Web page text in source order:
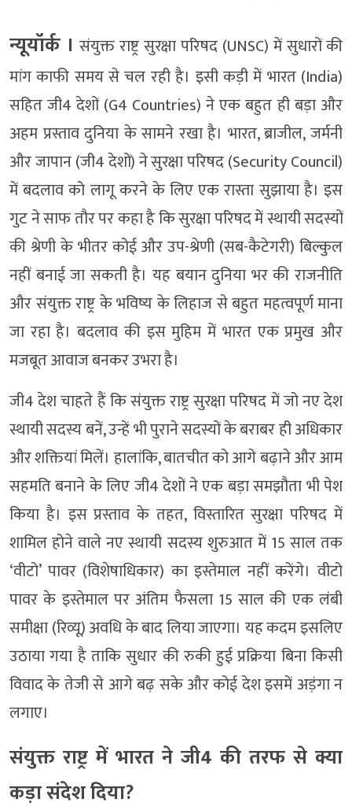
न्यूयॉर्क । संयुक्त राष्ट्र सुरक्षा परिषद (UNSC) में सुधारों की
मांग काफी समय से चल रही है। इसी कड़ी में भारत (India)
सहित जी4 देशों (G4 Countries) ने एक बहुत ही बड़ा और
अहम प्रस्ताव दुनिया के सामने रखा है। भारत, ब्राजील, जर्मनी
और जापान (जी4 देशों) ने सुरक्षा परिषद (Security Council)
में बदलाव को लागू करने के लिए एक रास्ता सुझाया है। इस
गुट ने साफ तौर पर कहा है कि सुरक्षा परिषद में स्थायी सदस्यों
की श्रेणी के भीतर कोई और उप-श्रेणी (सब-कैटेगरी) बिल्कुल
नहीं बनाई जा सकती है। यह बयान दुनिया भर की राजनीति
और संयुक्त राष्ट्र के भविष्य के लिहाज से बहुत महत्वपूर्ण माना
जा रहा है। बदलाव की इस मुहिम में भारत एक प्रमुख और
मजबूत आवाज बनकर उभरा है।
जी4 देश चाहते हैं कि संयुक्त राष्ट्र सुरक्षा परिषद में जो नए देश
स्थायी सदस्य बनें, उन्हें भी पुराने सदस्यों के बराबर ही अधिकार
और शक्तियां मिलें। हालांकि, बातचीत को आगे बढ़ाने और आम
सहमति बनाने के लिए जी4 देशों ने एक बड़ा समझौता भी पेश
किया है। इस प्रस्ताव के तहत, विस्तारित सुरक्षा परिषद में
शामिल होने वाले नए स्थायी सदस्य शुरुआत में 15 साल तक
‘वीटो’ पावर (विशेषाधिकार) का इस्तेमाल नहीं करेंगे। वीटो
पावर के इस्तेमाल पर अंतिम फैसला 15 साल की एक लंबी
समीक्षा (रिव्यू) अवधि के बाद लिया जाएगा। यह कदम इसलिए
उठाया गया है ताकि सुधार की रुकी हुई प्रक्रिया बिना किसी
विवाद के तेजी से आगे बढ़ सके और कोई देश इसमें अड़ंगा न
लगाए।
संयुक्त राष्ट्र में भारत ने जी4 की तरफ से क्या
कड़ा संदेश दिया?